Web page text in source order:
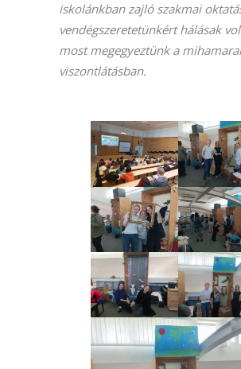
iskolánkban zajló szakmai
vendégszeretetünkért hálásak
most megegyeztünk a
viszontlátásban.